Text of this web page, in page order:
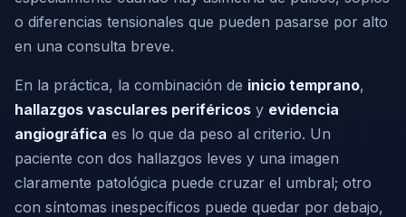
o diferencias tensionales que pueden pasarse por alto
en una consulta breve.
En la práctica, la combinación de inicio temprano,
hallazgos vasculares periféricos y evidencia
angiográfica es lo que da peso al criterio. Un
paciente con dos hallazgos leves y una imagen
claramente patológica puede cruzar el umbral; otro
con síntomas inespecíficos puede quedar por debajo,